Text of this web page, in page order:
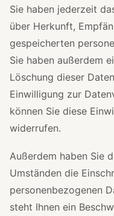
Sie haben jederzeit
über Herkunft,
gespeicherten
Sie haben außerdem
Löschung dieser
Einwilligung zur
können Sie diese
widerrufen.
Außerdem haben Sie
Umständen die
personenbezogenen
steht Ihnen ein